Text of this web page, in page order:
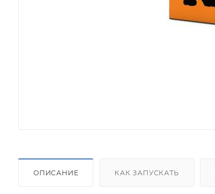
ОПИСАНИЕ КАК ЗАПУСКАТЬ